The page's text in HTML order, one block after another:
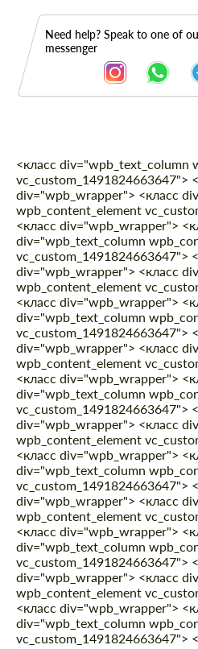
Need help? Speak to one of
messenger
Описание
<класс div="wpb_text_column
vc_custom_1491824663647">
div="wpb_wrapper"> <класс
wpb_content_element
<класс div="wpb_wrapper">
div="wpb_text_column
vc_custom_1491824663647">
div="wpb_wrapper"> <класс
wpb_content_element
<класс div="wpb_wrapper">
div="wpb_text_column
vc_custom_1491824663647">
div="wpb_wrapper"> <класс
wpb_content_element
<класс div="wpb_wrapper">
div="wpb_text_column
vc_custom_1491824663647">
div="wpb_wrapper"> <класс
wpb_content_element
<класс div="wpb_wrapper">
div="wpb_text_column
vc_custom_1491824663647">
div="wpb_wrapper"> <класс
wpb_content_element
<класс div="wpb_wrapper">
div="wpb_text_column
vc_custom_1491824663647">
div="wpb_wrapper"> <класс
wpb_content_element
<класс div="wpb_wrapper">
div="wpb_text_column
vc_custom_1491824663647">